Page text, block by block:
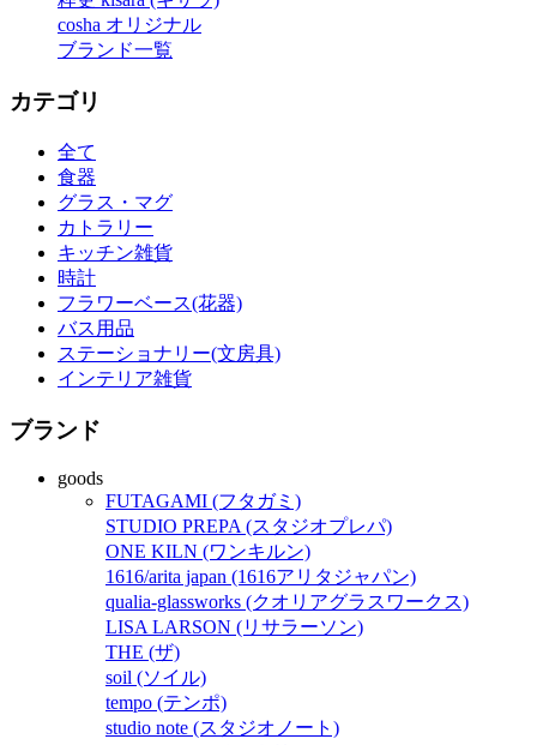
cosha オリジナル
ブランド一覧
カテゴリ
全て
食器
グラス・マグ
カトラリー
キッチン雑貨
時計
フラワーベース(花器)
バス用品
ステーショナリー(文房具)
インテリア雑貨
ブランド
goods
FUTAGAMI (フタガミ)
STUDIO PREPA (スタジオプレパ)
ONE KILN (ワンキルン)
1616/arita japan (1616アリタジャパン)
qualia-glassworks (クオリアグラスワークス)
LISA LARSON (リサラーソン)
THE (ザ)
soil (ソイル)
tempo (テンポ)
studio note (スタジオノート)